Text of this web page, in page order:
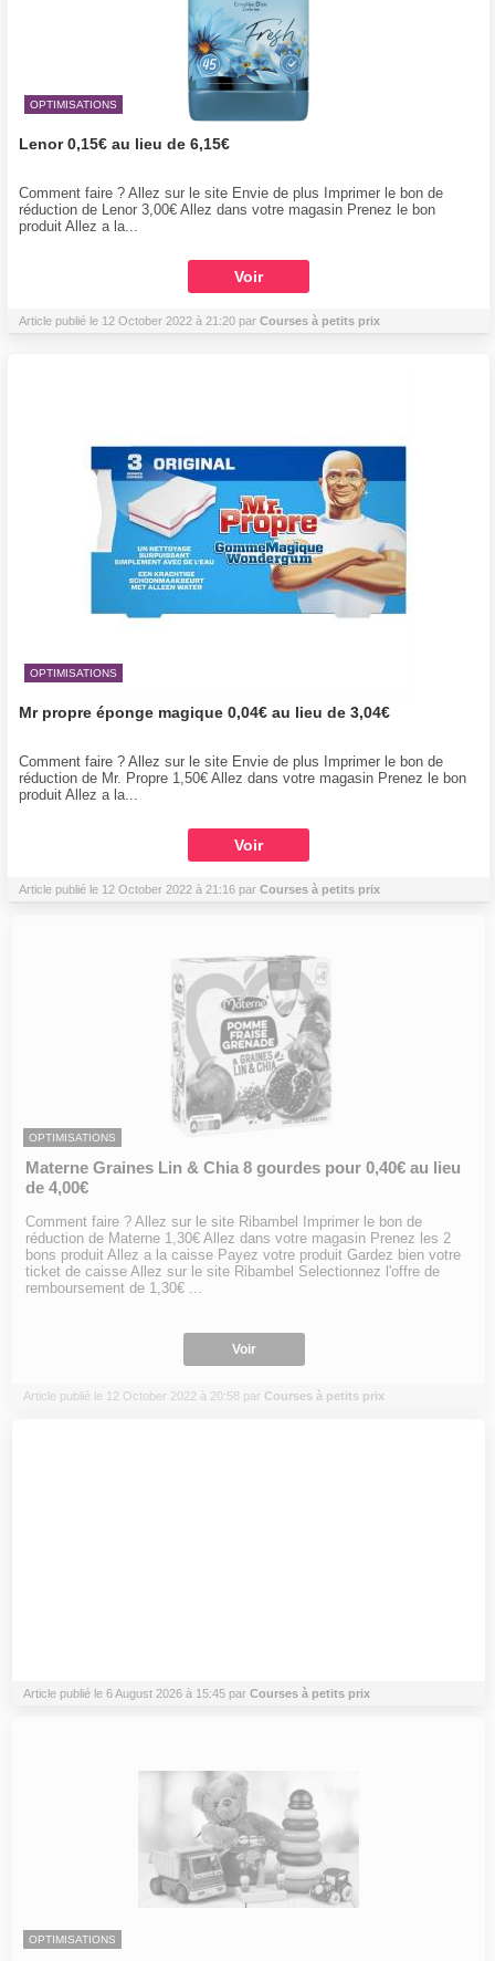
OPTIMISATIONS
Lenor 0,15€ au lieu de 6,15€
Comment faire ? Allez sur le site Envie de plus Imprimer le bon de
réduction de Lenor 3,00€ Allez dans votre magasin Prenez le bon
produit Allez a la...
Voir
Article publié le 12 October 2022 à 21:20 par Courses à petits prix
OPTIMISATIONS
Mr propre éponge magique 0,04€ au lieu de 3,04€
Comment faire ? Allez sur le site Envie de plus Imprimer le bon de
réduction de Mr. Propre 1,50€ Allez dans votre magasin Prenez le bon
produit Allez a la...
Voir
Article publié le 12 October 2022 à 21:16 par Courses à petits prix
OPTIMISATIONS
Materne Graines Lin & Chia 8 gourdes pour 0,40€ au lieu
de 4,00€
Comment faire ? Allez sur le site Ribambel Imprimer le bon de
réduction de Materne 1,30€ Allez dans votre magasin Prenez les 2
bons produit Allez a la caisse Payez votre produit Gardez bien votre
ticket de caisse Allez sur le site Ribambel Selectionnez l'offre de
remboursement de 1,30€ ...
Voir
Article publié le 12 October 2022 à 20:58 par Courses à petits prix
Article publié le 6 August 2026 à 15:45 par Courses à petits prix
OPTIMISATIONS